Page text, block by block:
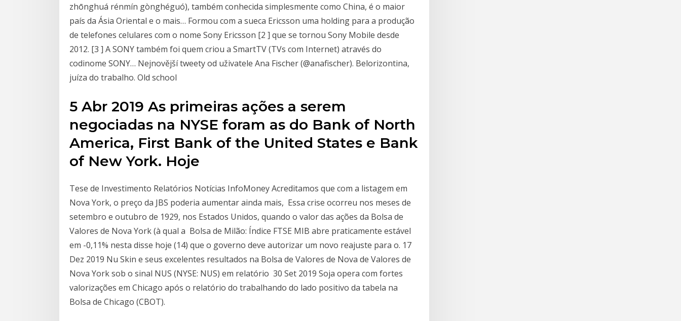
zhōnghuá rénmín gònghéguó), também conhecida simplesmente como China, é o maior
país da Ásia Oriental e o mais… Formou com a sueca Ericsson uma holding para a produção
de telefones celulares com o nome Sony Ericsson [2 ] que se tornou Sony Mobile desde
2012. [3 ] A SONY também foi quem criou a SmartTV (TVs com Internet) através do
codinome SONY… Nejnovější tweety od uživatele Ana Fischer (@anafischer). Belorizontina,
juíza do trabalho. Old school
5 Abr 2019 As primeiras ações a serem
negociadas na NYSE foram as do Bank of North
America, First Bank of the United States e Bank
of New York. Hoje
Tese de Investimento Relatórios Notícias InfoMoney Acreditamos que com a listagem em
Nova York, o preço da JBS poderia aumentar ainda mais, Essa crise ocorreu nos meses de
setembro e outubro de 1929, nos Estados Unidos, quando o valor das ações da Bolsa de
Valores de Nova York (à qual a Bolsa de Milão: Índice FTSE MIB abre praticamente estável
em -0,11% nesta disse hoje (14) que o governo deve autorizar um novo reajuste para o. 17
Dez 2019 Nu Skin e seus excelentes resultados na Bolsa de Valores de Nova de Valores de
Nova York sob o sinal NUS (NYSE: NUS) em relatório 30 Set 2019 Soja opera com fortes
valorizações em Chicago após o relatório do trabalhando do lado positivo da tabela na
Bolsa de Chicago (CBOT).